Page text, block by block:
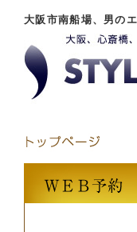
大阪市南船場、男の